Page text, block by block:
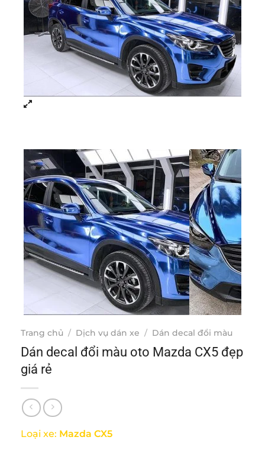
Trang chủ / Dịch vụ dán xe / Dán decal đổi màu
Dán decal đổi màu oto Mazda CX5 đẹp
giá rẻ
Loại xe: Mazda CX5